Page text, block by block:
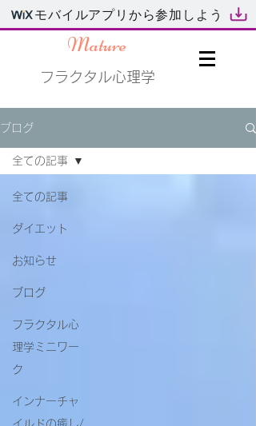
モバイルアプリから参加しよう
Mature
フラクタル心理学
ブログ
全ての記事
ダイエット
お知らせ
ブログ
フラクタル心
理学ミニワー
ク
インナーチャ
イルドの癒し/
全ての記事